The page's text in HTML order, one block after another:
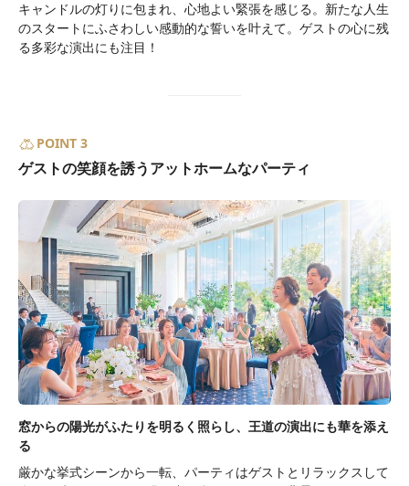
キャンドルの灯りに包まれ、心地よい緊張を感じる。新たな人生
のスタートにふさわしい感動的な誓いを叶えて。ゲストの心に残
る多彩な演出にも注目！
POINT 3
ゲストの笑顔を誘うアットホームなパーティ
窓からの陽光がふたりを明るく照らし、王道の演出にも華を添え
る
厳かな挙式シーンから一転、パーティはゲストとリラックスして